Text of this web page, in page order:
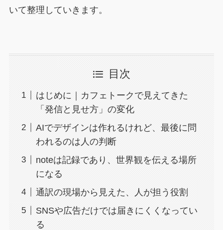
いて整理していきます。
目次
はじめに｜カフェトークで見えてきた
「発信と見せ方」の変化
AIでデザインは作れるけれど、最後に問
われるのは人の判断
noteは記録であり、世界観を伝える場所
になる
通訳の現場から見えた、人が担う役割
SNSや広告だけでは届きにくくなってい
る